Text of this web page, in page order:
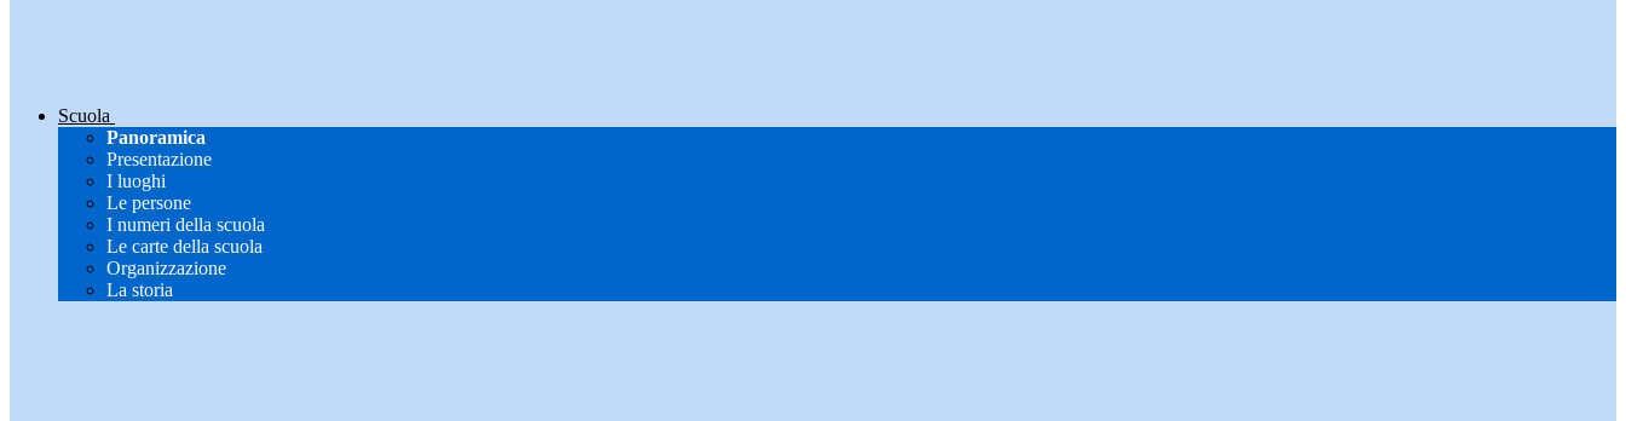
Scuola
Panoramica
Presentazione
I luoghi
Le persone
I numeri della scuola
Le carte della scuola
Organizzazione
La storia